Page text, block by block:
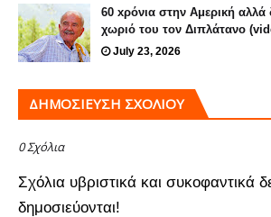
60 xρόνια στην Αμερική αλλά
χωριό του τον Διπλάτανο
July 23, 2026
ΔΗΜΟΣΊΕΥΣΗ ΣΧΟΛΊΟΥ
0 Σχόλια
Σχόλια υβριστικά και συκοφαντικά
δημοσιεύονται!